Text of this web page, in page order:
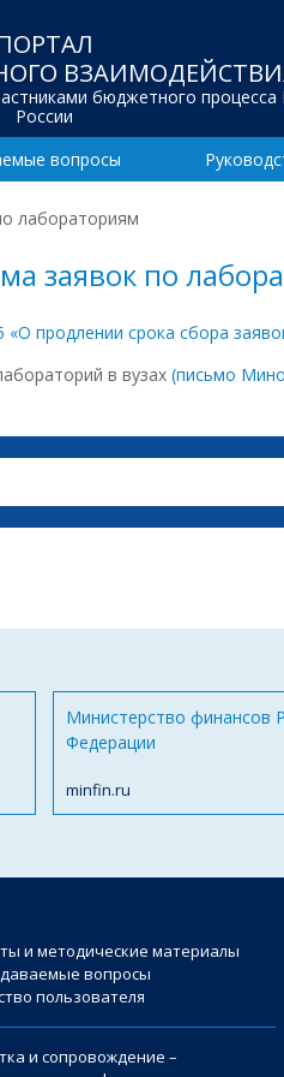
бюджетного
России
вопросы
лабораториям
заявок по
продлении срока сбора
в вузах (письмо
Министерство финансов
Федерации
minfin.ru
и методические материалы
вопросы
пользователя
и сопровождение –